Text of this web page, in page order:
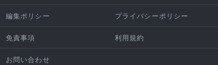
編集ポリシー プライバシーポリシー
免責事項 利用規約
お問い合わせ